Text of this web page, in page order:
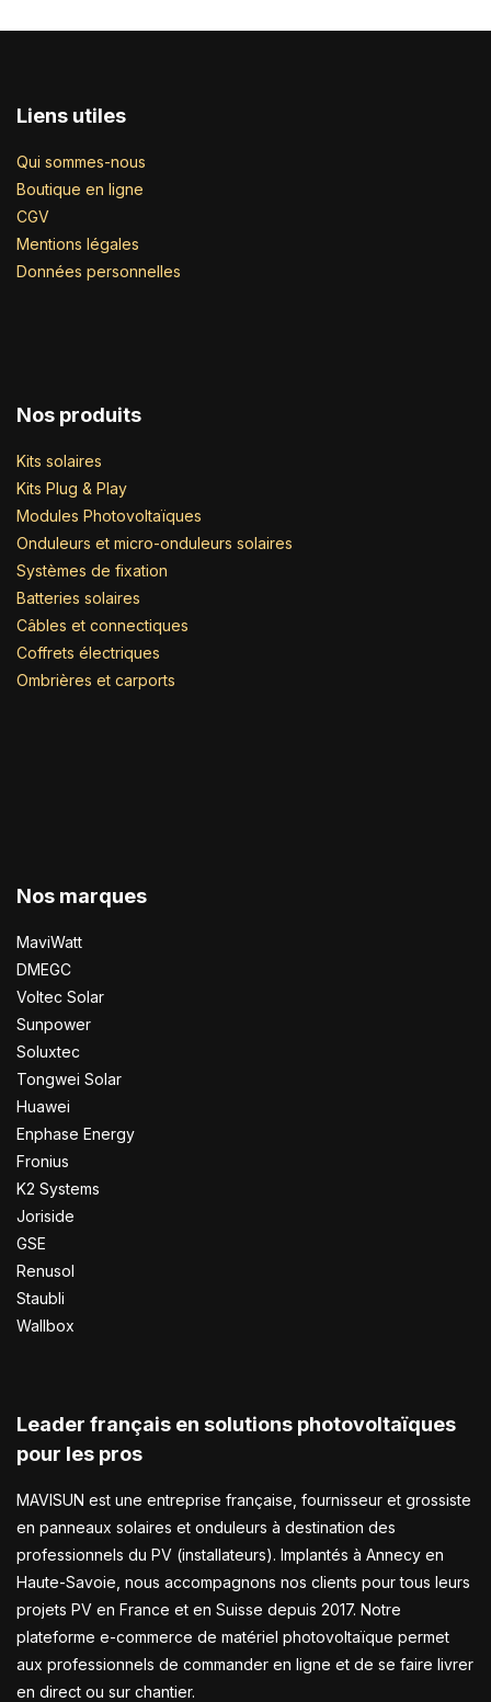
Liens utiles
Qui sommes-nous
Boutique en ligne
CGV
Mentions légales
Données personnelles
Nos produits
Kits solaires
Kits Plug & Play
Modules Photovoltaïques
Onduleurs et micro-onduleurs solaires
Systèmes de fixation
Batteries solaires
Câbles et connectiques
Coffrets électriques
Ombrières et carports
Nos marques
MaviWatt
DMEGC
Voltec Solar
Sunpower
Soluxtec
Tongwei Solar
Huawei
Enphase Energy
Fronius
K2 Systems
Joriside
GSE
Renusol
Staubli
Wallbox
Leader français en solutions photovoltaïques
pour les pros
MAVISUN est une entreprise française, fournisseur et grossiste
en panneaux solaires et onduleurs à destination des
professionnels du PV (installateurs). Implantés à Annecy en
Haute-Savoie, nous accompagnons nos clients pour tous leurs
projets PV en France et en Suisse depuis 2017. Notre
plateforme e-commerce de matériel photovoltaïque permet
aux professionnels de commander en ligne et de se faire livrer
en direct ou sur chantier.